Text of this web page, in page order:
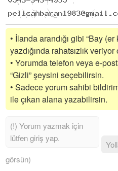
• İlanda arandığı gibi “Bay
yazdığında rahatsızlık
• Yorumda telefon veya e-
“Gizli” şeysini seçebilirsin.
• Sadece yorum sahibi
ile çıkan alana yazabilirsin.
görsün)